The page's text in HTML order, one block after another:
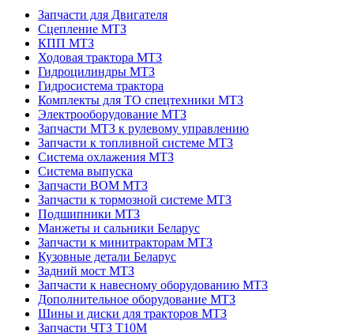
Запчасти для Двигателя
Сцепление МТЗ
КПП МТЗ
Ходовая трактора МТЗ
Гидроцилиндры МТЗ
Гидросистема трактора
Комплекты для ТО спецтехники МТЗ
Электрооборудование МТЗ
Запчасти МТЗ к рулевому управлению
Запчасти к топливной системе МТЗ
Система охлажения МТЗ
Система выпуска
Запчасти ВОМ МТЗ
Запчасти к тормозной системе МТЗ
Подшипники МТЗ
Манжеты и сальники Беларус
Запчасти к минитракторам МТЗ
Кузовные детали Беларус
Задний мост МТЗ
Запчасти к навесному оборудованию МТЗ
Дополнительное оборудование МТЗ
Шины и диски для тракторов МТЗ
Запчасти ЧТЗ Т10М